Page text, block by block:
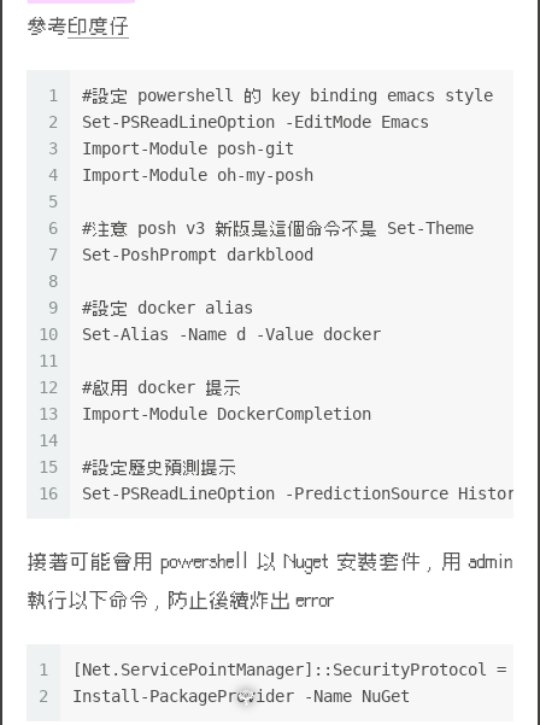
參考印度仔
1
2
3
4
5
6
7
8
9
10
11
12
13
14
15
16
#設定 powershell 的 key binding emacs style
Set-PSReadLineOption -EditMode Emacs
Import-Module posh-git
Import-Module oh-my-posh
#注意 posh v3 新版是這個命令不是 Set-Theme
Set-PoshPrompt darkblood
#設定 docker alias
Set-Alias -Name d -Value docker
#啟用 docker 提示
Import-Module DockerCompletion
#設定歷史預測提示
Set-PSReadLineOption -PredictionSource History
接著可能會用 powershell 以 Nuget 安裝套件 , 用 admin
執行以下命令 , 防止後續炸出 error
1
2
[Net.ServicePointManager]::SecurityProtocol =
Install-PackageProvider -Name NuGet